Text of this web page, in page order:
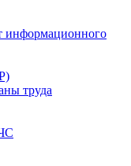
информационного
труда